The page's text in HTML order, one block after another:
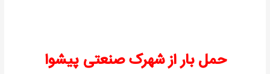
حمل بار از شهرک صنعتی پیشوا